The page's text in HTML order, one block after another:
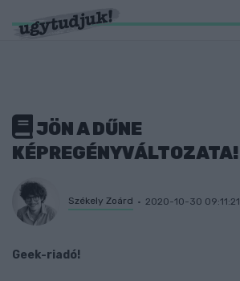
JÖN A DŰNE
KÉPREGÉNYVÁLTOZATA!
Székely Zoárd 2020-10-30 09:11:21
Geek-riadó!